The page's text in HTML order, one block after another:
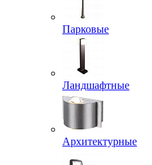
Парковые
Ландшафтные
Архитектурные